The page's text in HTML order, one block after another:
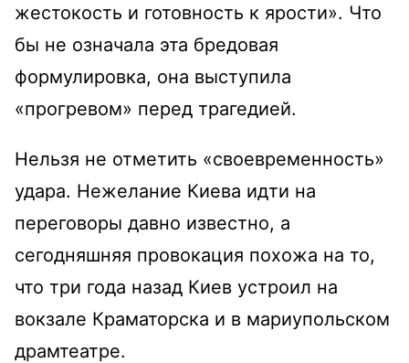
жестокость и готовность к ярости». Что
бы не означала эта бредовая
формулировка, она выступила
«прогревом» перед трагедией.
Нельзя не отметить «своевременность»
удара. Нежелание Киева идти на
переговоры давно известно, а
сегодняшняя провокация похожа на то,
что три года назад Киев устроил на
вокзале Краматорска и в мариупольском
драмтеатре.